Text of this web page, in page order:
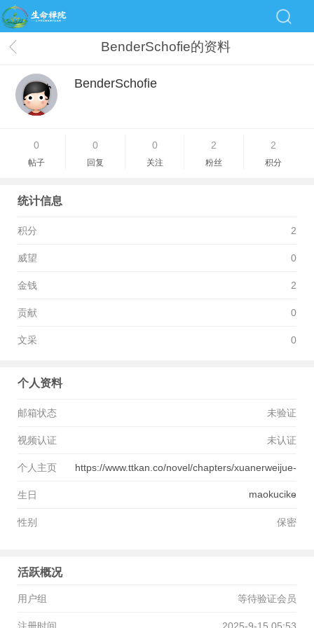
BenderSchofie的资料
BenderSchofie
0
帖子
0
回复
0
关注
2
粉丝
2
积分
统计信息
积分 2
威望 0
金钱 2
贡献 0
文采 0
个人资料
邮箱状态 未验证
视频认证 未认证
个人主页 https://www.ttkan.co/novel/chapters/xuanerweijue-
maokucike
生日 -
性别 保密
活跃概况
用户组 等待验证会员